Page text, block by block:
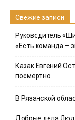
Свежие записи
Руководитель
«Есть команда –
Казак Евгений
посмертно
В Рязанской
Добрые дела